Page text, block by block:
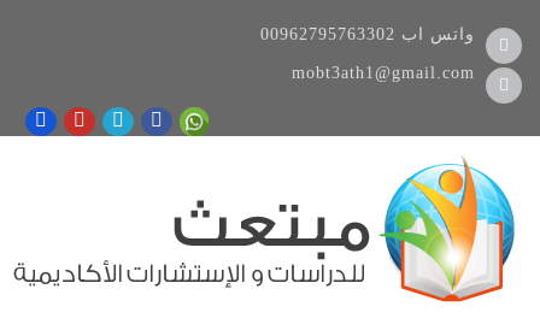
00962795763302 واتس اب
mobt3ath1@gmail.com